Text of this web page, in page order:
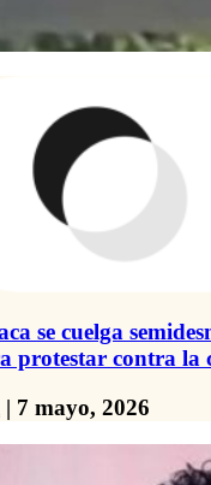
se cuelga
protestar contra la
| 7 mayo, 2026